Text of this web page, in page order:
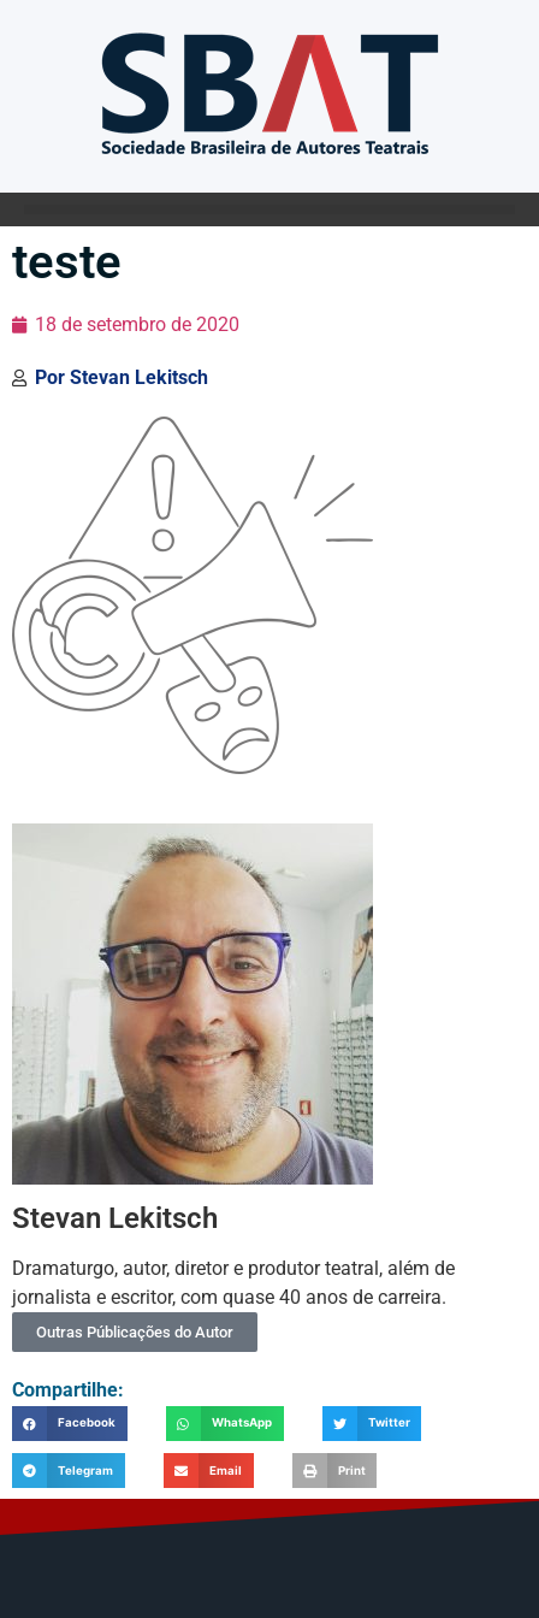
teste
18 de setembro de 2020
Por Stevan Lekitsch
Stevan Lekitsch
Dramaturgo, autor, diretor e produtor teatral, além de
jornalista e escritor, com quase 40 anos de carreira.
Outras Públicações do Autor
Compartilhe:
Facebook WhatsApp Twitter
Telegram Email Print